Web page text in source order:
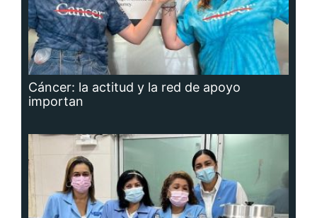
Cáncer: la actitud y la red de apoyo
importan